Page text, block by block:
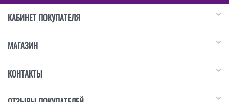
КАБИНЕТ ПОКУПАТЕЛЯ
МАГАЗИН
КОНТАКТЫ